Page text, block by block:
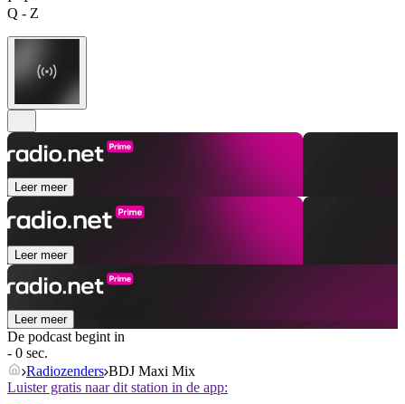
Q - Z
Leer meer
Leer meer
Leer meer
De podcast begint in
- 0 sec.
Radiozenders BDJ Maxi Mix
Luister gratis naar dit station in de app: